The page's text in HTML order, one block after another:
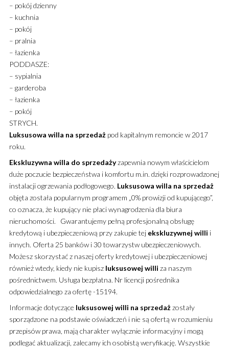
– pokój dzienny
– kuchnia
– pokój
– pralnia
– łazienka
PODDASZE:
– sypialnia
– garderoba
– łazienka
– pokój
STRYCH.
Luksusowa willa na sprzedażpod kapitalnym remoncie w 2017
roku.
Ekskluzywna willa do sprzedażyzapewnia nowym właścicielom
duże poczucie bezpieczeństwa i komfortu m.in. dzięki rozprowadzonej
instalacji ogrzewania podłogowego. Luksusowa willa na sprzedaż
objęta została popularnym programem „0% prowizji od kupującego”,
co oznacza, że kupujący nie płaci wynagrodzenia dla biura
nieruchomości. Gwarantujemy pełną profesjonalną obsługę
kredytową i ubezpieczeniową przy zakupie tej ekskluzywnej willi i
innych. Oferta 25 banków i 30 towarzystw ubezpieczeniowych.
Możesz skorzystać z naszej oferty kredytowej i ubezpieczeniowej
również wtedy, kiedy nie kupisz luksusowej willi za naszym
pośrednictwem. Usługa bezpłatna. Nr licencji pośrednika
odpowiedzialnego za ofertę -15194.
Informacje dotyczące luksusowej willi na sprzedażzostały
sporządzone na podstawie oświadczeń i nie są ofertą w rozumieniu
przepisów prawa, mają charakter wyłącznie informacyjny i mogą
podlegać aktualizacji, zalecamy ich osobistą weryfikację. Wszystkie